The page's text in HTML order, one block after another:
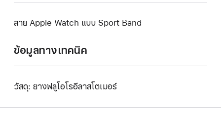
สาย Apple Watch แบบ Sport Band
ข้อมูลทางเทคนิค
วัสดุ: ยางฟลูโอโรอีลาสโตเมอร์